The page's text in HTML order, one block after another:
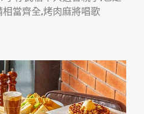
當齊全,烤肉麻將唱歌